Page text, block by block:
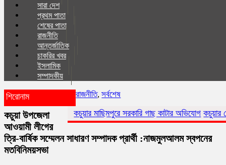
সারা দেশ
প্রথম পাতা
শেষের পাতা
রাজনীতি
আন্তর্জাতিক
চাকরির খবর
ইসলা‌মিক
সম্পাদকীয়
শিরোনাম
কচুয়ার মাছিমপুরে সরকারি গাছ কাটার অভিযোগ কচুয়ার নোয়াগাঁওয়ে
রাজনীতি,সর্বশেষ
কচুয়া উপজেলা
আওয়ামী লীগের
ত্রি-বার্ষিক সম্মেলন সাধারণ সম্পাদক প্রার্থী :নাজমুলআলম স্বপনের
মতবিনিময়সভা